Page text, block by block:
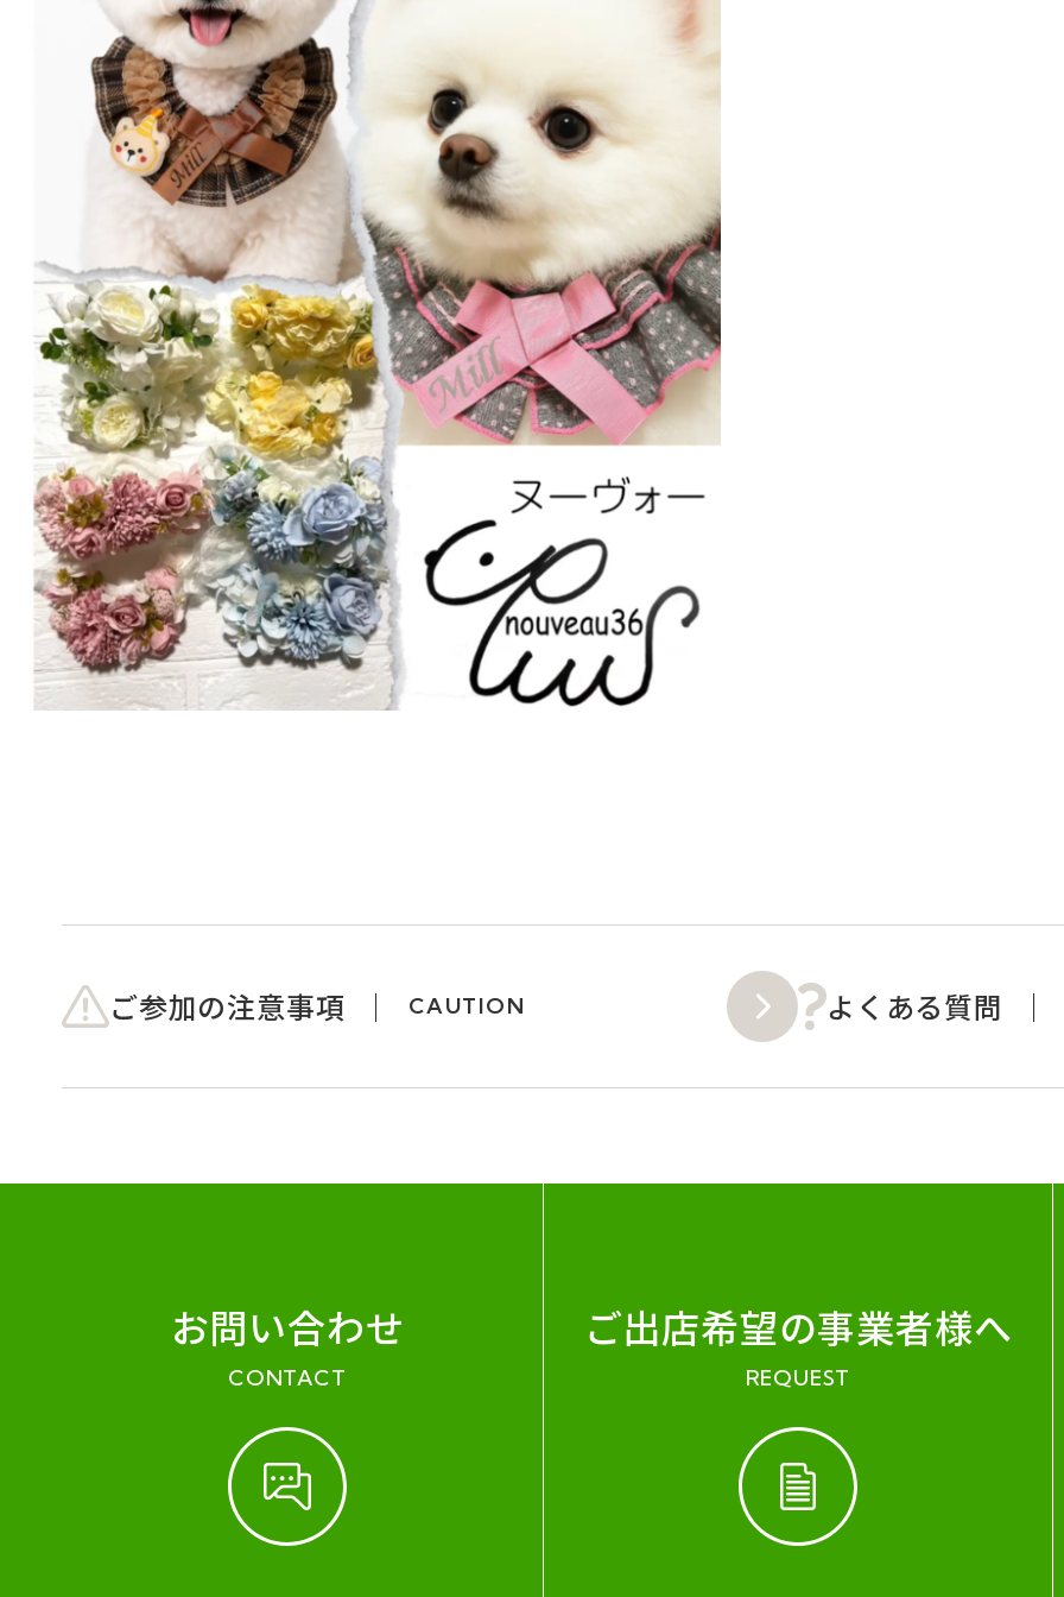
ご参加の注意事項 CAUTION よくある質問
お問い合わせ
CONTACT
ご出店希望の事業者様へ
REQUEST